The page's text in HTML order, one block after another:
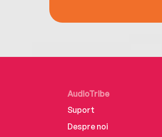
AudioTribe
Suport
Despre noi